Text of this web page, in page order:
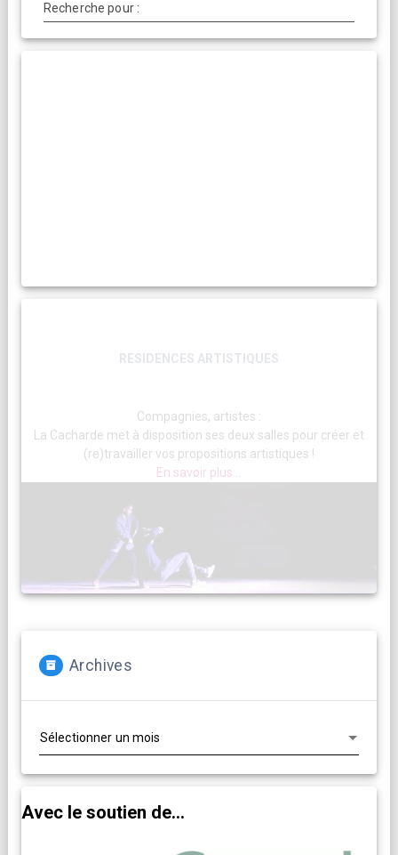
Recherche pour :
RESIDENCES ARTISTIQUES
Compagnies, artistes :
La Cacharde met à disposition ses deux salles pour créer et
(re)travailler vos propositions artistiques !
En savoir plus...
Archives
Avec le soutien de...